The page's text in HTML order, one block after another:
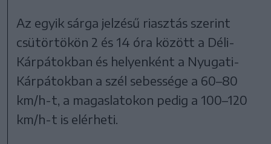
Az egyik sárga jelzésű riasztás szerint
csütörtökön 2 és 14 óra között a Déli-
Kárpátokban és helyenként a Nyugati-
Kárpátokban a szél sebessége a 60–80
km/h-t, a magaslatokon pedig a 100–120
km/h-t is elérheti.